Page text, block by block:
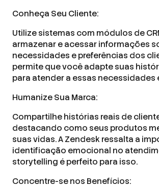
Conheça Seu Cliente:
Utilize sistemas com módulos de
armazenar e acessar informações
necessidades e preferências dos
permite que você adapte suas
para atender a essas necessidades
Humanize Sua Marca:
Compartilhe histórias reais de
destacando como seus produtos
suas vidas. A Zendesk ressalta a
identificação emocional no
storytelling é perfeito para isso.
Concentre-se nos Benefícios: